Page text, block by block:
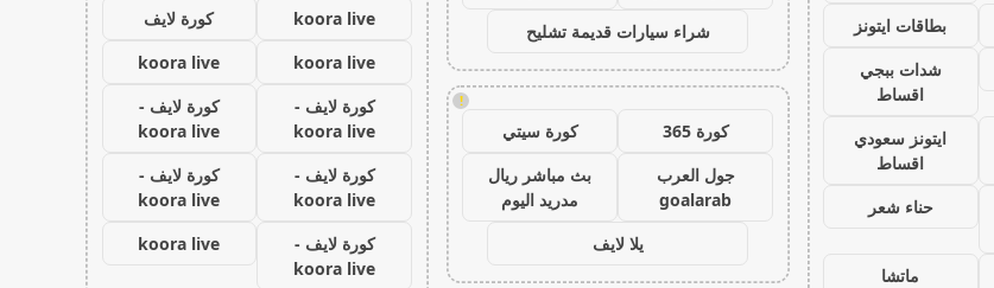
بطاقات ايتونز
شدات ببجي
اقساط
ايتونز سعودي
اقساط
حناء شعر
ماتشا
شراء سيارات قديمة تشليح
!
كورة 365
كورة سيتي
جول العرب
goalarab
بث مباشر ريال
مدريد اليوم
يلا لايف
koora live
كورة لايف
koora live
koora live
كورة لايف -
koora live
كورة لايف -
koora live
كورة لايف -
koora live
كورة لايف -
koora live
كورة لايف -
koora live
koora live